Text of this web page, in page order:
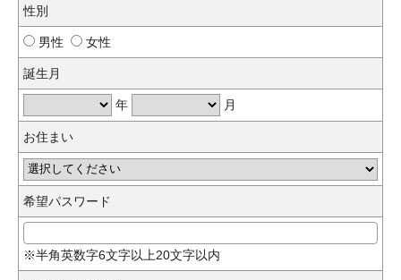
性別
男性 女性
誕生月
年 月
お住まい
希望パスワード
※半角英数字6文字以上20文字以内